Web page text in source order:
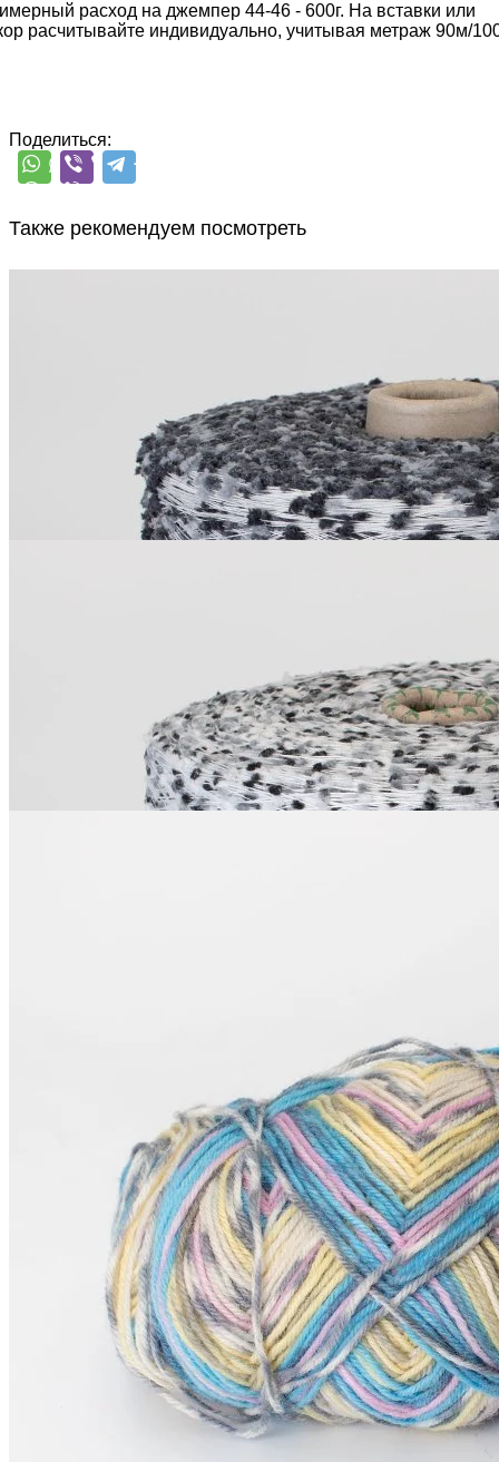
расход на джемпер 44-46 - 600г. На вставки или
расчитывайте индивидуально, учитывая метраж 90м/
Поделиться:
Также рекомендуем посмотреть
серый с белым
550₽
за 100 г
Купить
550₽
за 100 г
Купить
Мы используем файлы cookie,
чтобы улучшить работу сайта и предоставить вам
больше возможностей. Также, к сайту подключен сервис
веб аналитики Яндекс Метрика, использующий cookie.
Продолжая использовать сайт, вы соглашаетесь с
условиями использования cookie.